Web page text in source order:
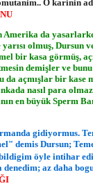
O karinin
Amerika da
olmuş, Dursun
bir kasa görmüş,
demişler ve
da açmışlar bir kase
nasıl para
en büyük Sperm
gidiyormus.
demis Dursun;
öyle intihar
denedim; az daha